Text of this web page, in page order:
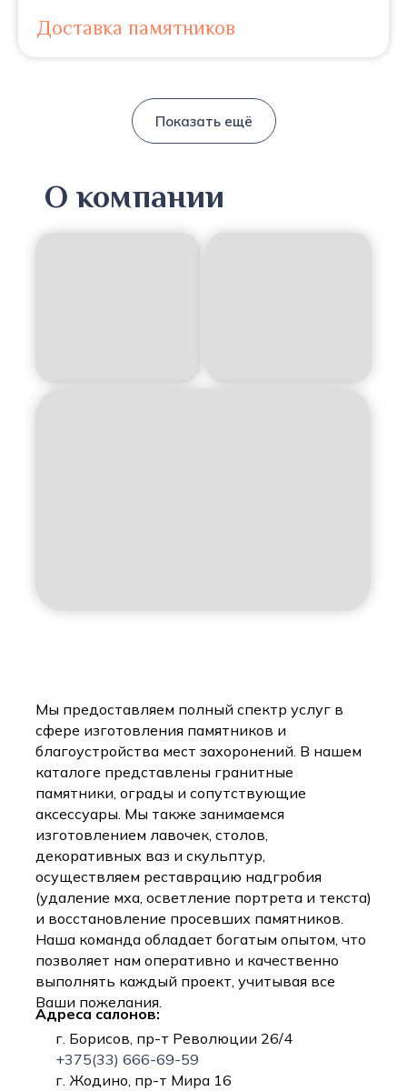
Доставка памятников
Показать ещё
Мы предоставляем полный спектр услуг в
сфере изготовления памятников и
благоустройства мест захоронений. В нашем
каталоге представлены гранитные
памятники, ограды и сопутствующие
аксессуары. Мы также занимаемся
изготовлением лавочек, столов,
декоративных ваз и скульптур,
осуществляем реставрацию надгробия
(удаление мха, осветление портрета и текста)
и восстановление просевших памятников.
Наша команда обладает богатым опытом, что
позволяет нам оперативно и качественно
выполнять каждый проект, учитывая все
Ваши пожелания.
Адреса салонов:
г. Борисов, пр-т Революции 26/4
+375(33) 666-69-59
г. Жодино, пр-т Мира 16
О компании